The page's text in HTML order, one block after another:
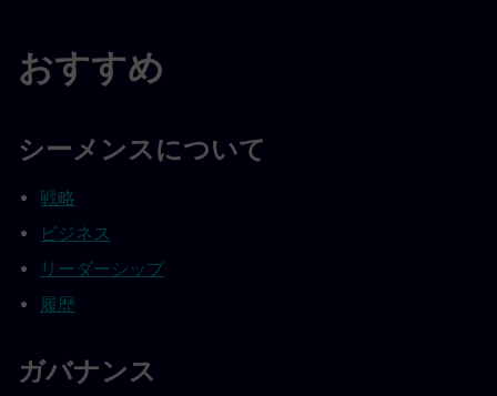
おすすめ
シーメンスについて
戦略
ビジネス
リーダーシップ
履歴
ガバナンス